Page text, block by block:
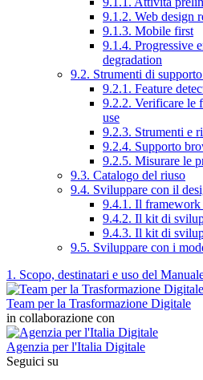
9.1.2. Web design
9.1.3. Mobile first
9.1.4. Progressive
degradation
9.2. Strumenti di
9.2.1. Feature
9.2.2. Verificare le
use
9.2.3. Strumenti e
9.2.4. Supporto
9.2.5. Misurare le
9.3. Catalogo del riuso
9.4. Sviluppare con il
9.4.1. Il framework
9.4.2. Il kit di
9.4.3. Il kit di
9.5. Sviluppare con i
1. Scopo, destinatari e uso del
Team per la Trasformazione Digitale
in collaborazione con
Agenzia per l'Italia Digitale
Seguici su